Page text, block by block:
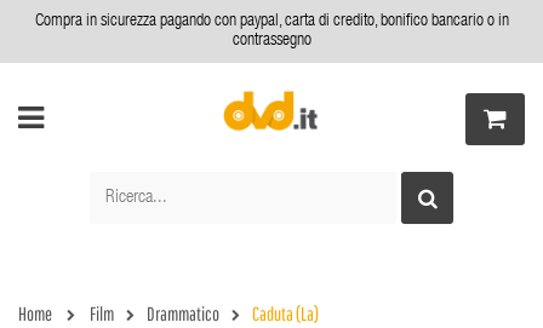
Compra in sicurezza pagando con paypal, carta di credito, bonifico bancario o in
contrassegno
Home Film Drammatico Caduta (La)